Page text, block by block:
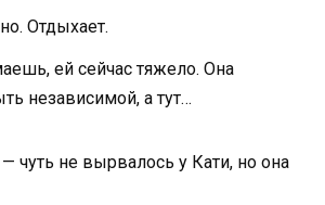
Отдыхает.
ей сейчас тяжело. Она
независимой, а тут…
чуть не вырвалось у Кати, но она